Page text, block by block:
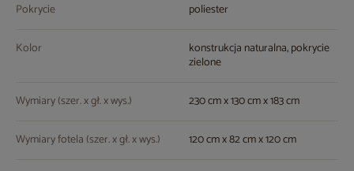
Pokrycie poliester
Kolor konstrukcja naturalna, pokrycie
zielone
Wymiary (szer. x gł. x wys.) 230 cm x 130 cm x 183 cm
Wymiary fotela (szer. x gł. x wys.) 120 cm x 82 cm x 120 cm